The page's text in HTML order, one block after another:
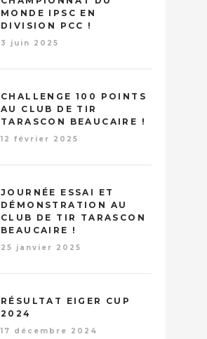
MONDE IPSC EN
DIVISION PCC !
3 juin 2025
CHALLENGE 100 POINTS
AU CLUB DE TIR
TARASCON BEAUCAIRE !
12 février 2025
JOURNÉE ESSAI ET
DÉMONSTRATION AU
CLUB DE TIR TARASCON
BEAUCAIRE !
25 janvier 2025
RÉSULTAT EIGER CUP
2024
17 décembre 2024